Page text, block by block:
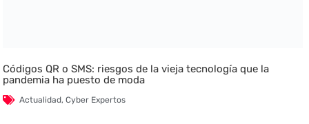
Códigos QR o SMS: riesgos de la vieja tecnología que la
pandemia ha puesto de moda
Actualidad,Cyber Expertos